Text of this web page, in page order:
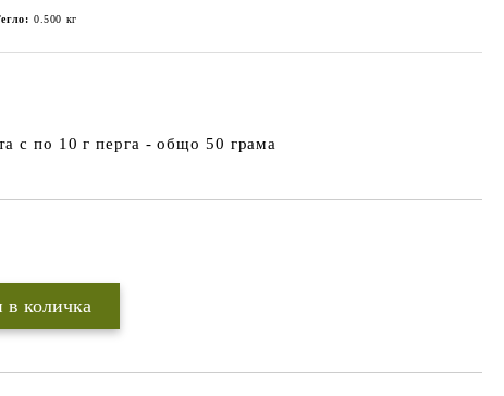
0.500 кг
с по 10 г перга - общо 50 грама